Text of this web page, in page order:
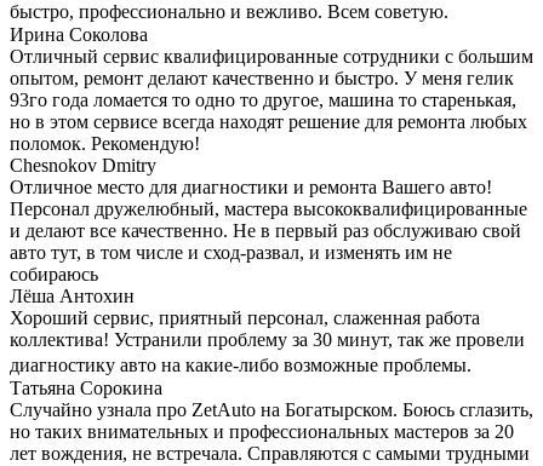
быстро, профессионально и вежливо. Всем советую.
Ирина Соколова
Отличный сервис квалифицированные сотрудники с большим
опытом, ремонт делают качественно и быстро. У меня гелик
93го года ломается то одно то другое, машина то старенькая,
но в этом сервисе всегда находят решение для ремонта любых
поломок. Рекомендую!
Chesnokov Dmitry
Отличное место для диагностики и ремонта Вашего авто!
Персонал дружелюбный, мастера высококвалифицированные
и делают все качественно. Не в первый раз обслуживаю свой
авто тут, в том числе и сход-развал, и изменять им не
собираюсь
Лёша Антохин
Хороший сервис, приятный персонал, слаженная работа
коллектива! Устранили проблему за 30 минут, так же провели
диагностику авто на какие-либо возможные проблемы.
Татьяна Сорокина
Случайно узнала про ZetAuto на Богатырском. Боюсь сглазить,
но таких внимательных и профессиональных мастеров за 20
лет вождения, не встречала. Справляются с самыми трудными